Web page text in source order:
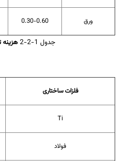
0.30-0.60
جدول 1-2-2 هزینه
فلزات ساختاری
فولاد